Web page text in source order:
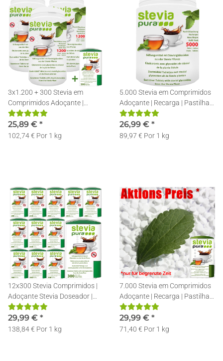
3x1.200 + 300 Stevia em
Comprimidos Adoçante |
Recarga | Pastilhas de Stevia +
Doseador
25,89 € *
102,74 € Por 1 kg
5.000 Stevia em Comprimidos
Adoçante | Recarga | Pastilhas
de Stevia + Doseador
26,99 € *
89,97 € Por 1 kg
12x300 Stevia Comprimidos |
Adoçante Stevia Doseador |
Recarregável | Pastilhas de
Stevia
29,99 € *
138,84 € Por 1 kg
7.000 Stevia em Comprimidos
Adoçante | Recarga | Pastilhas
de Stevia + Doseador
29,99 € *
71,40 € Por 1 kg